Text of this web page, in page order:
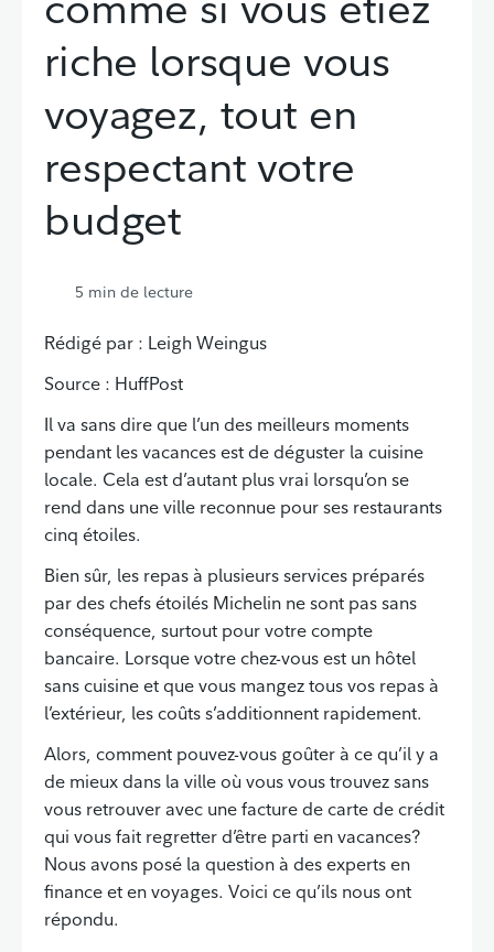
riche lorsque vous
voyagez, tout en
respectant votre
budget
5 min de lecture
Rédigé par : Leigh Weingus
Source : HuffPost
Il va sans dire que l’un des meilleurs moments
pendant les vacances est de déguster la cuisine
locale. Cela est d’autant plus vrai lorsqu’on se
rend dans une ville reconnue pour ses restaurants
cinq étoiles.
Bien sûr, les repas à plusieurs services préparés
par des chefs étoilés Michelin ne sont pas sans
conséquence, surtout pour votre compte
bancaire. Lorsque votre chez-vous est un hôtel
sans cuisine et que vous mangez tous vos repas à
l’extérieur, les coûts s’additionnent rapidement.
Alors, comment pouvez-vous goûter à ce qu’il y a
de mieux dans la ville où vous vous trouvez sans
vous retrouver avec une facture de carte de crédit
qui vous fait regretter d’être parti en vacances?
Nous avons posé la question à des experts en
finance et en voyages. Voici ce qu’ils nous ont
répondu.